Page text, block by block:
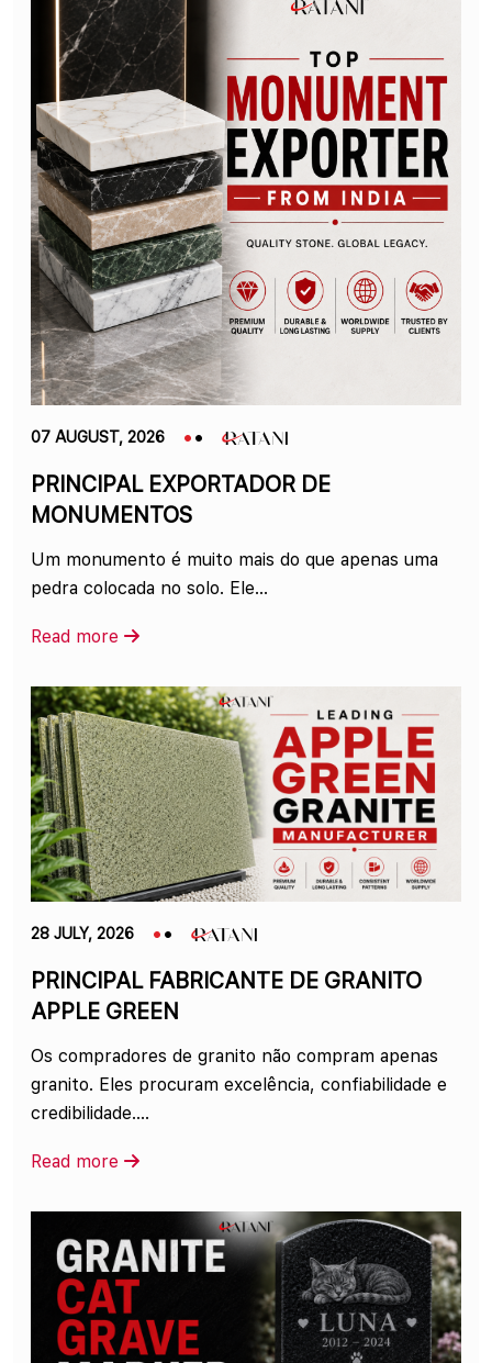
07 AUGUST, 2026
PRINCIPAL EXPORTADOR DE
MONUMENTOS
Um monumento é muito mais do que apenas uma
pedra colocada no solo. Ele...
Read more
28 JULY, 2026
PRINCIPAL FABRICANTE DE GRANITO
APPLE GREEN
Os compradores de granito não compram apenas
granito. Eles procuram excelência, confiabilidade e
credibilidade....
Read more